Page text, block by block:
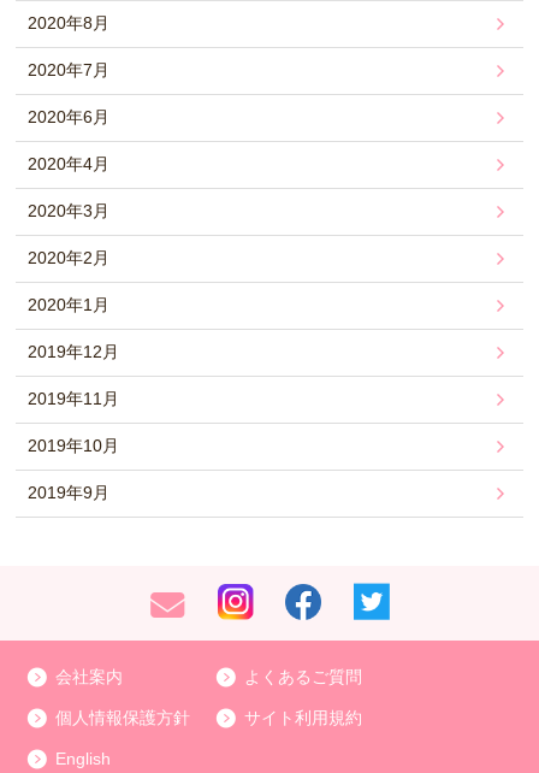
2020年8月
2020年7月
2020年6月
2020年4月
2020年3月
2020年2月
2020年1月
2019年12月
2019年11月
2019年10月
2019年9月
会社案内 よくあるご質問
個人情報保護方針 サイト利用規約
English